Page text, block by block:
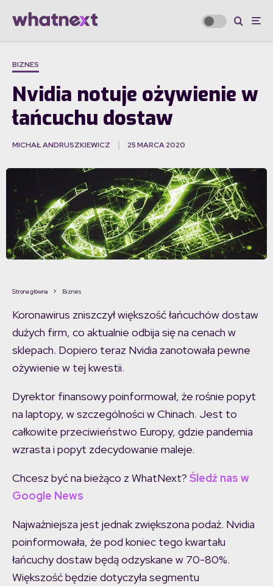
BIZNES
Nvidia notuje ożywienie w
łańcuchu dostaw
MICHAŁ ANDRUSZKIEWICZ 25 MARCA 2020
Strona główna Biznes
Koronawirus zniszczył większość łańcuchów dostaw
dużych firm, co aktualnie odbija się na cenach w
sklepach. Dopiero teraz Nvidia zanotowała pewne
ożywienie w tej kwestii.
Dyrektor finansowy poinformował, że rośnie popyt
na laptopy, w szczególności w Chinach. Jest to
całkowite przeciwieństwo Europy, gdzie pandemia
wzrasta i popyt zdecydowanie maleje.
Chcesz być na bieżąco z WhatNext? Śledź nas w
Google News
Najważniejsza jest jednak zwiększona podaż. Nvidia
poinformowała, że pod koniec tego kwartału
łańcuchy dostaw będą odzyskane w 70-80%.
Większość będzie dotyczyła segmentu